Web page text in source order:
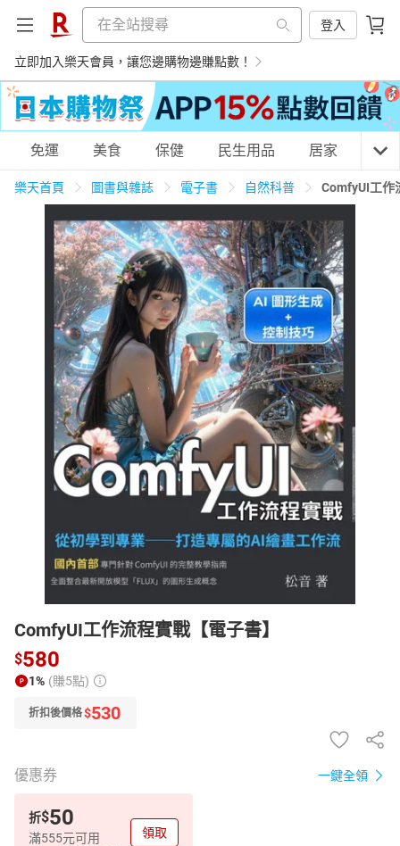
登入
立即加入樂天會員，讓您邊購物邊賺點數！
購物網分類
天天免運 美食蛋糕 養生保健 民生用品
居家生活 3C家電 運動休閒 親子玩具
女裝 男裝 化妝保養 情趣用品
日本購物 電子/紙本書
HOT
免運 美食 保健 民生用品 居家 3C
樂天首頁 圖書與雜誌 電子書 自然科普 ComfyUI工作
ComfyUI工作流程實戰【電子書】
$580
1% (賺5點)
折扣後價格$530
優惠券 一鍵全領
折$50
滿555元可用 領取